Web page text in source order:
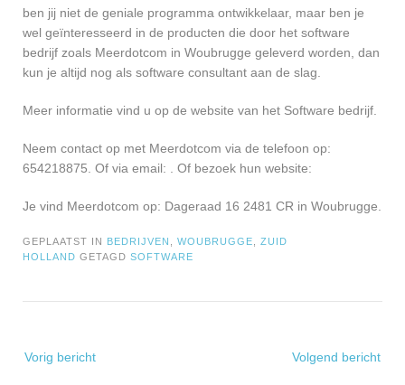
ben jij niet de geniale programma ontwikkelaar, maar ben je
wel geïnteresseerd in de producten die door het software
bedrijf zoals Meerdotcom in Woubrugge geleverd worden, dan
kun je altijd nog als software consultant aan de slag.
Meer informatie vind u op de website van het Software bedrijf.
Neem contact op met Meerdotcom via de telefoon op:
654218875. Of via email:
. Of bezoek hun website:
Je vind Meerdotcom op: Dageraad 16 2481 CR in Woubrugge.
GEPLAATST IN BEDRIJVEN WOUBRUGGE
ZUID
HOLLAND GETAGD SOFTWARE
navigatie
Vorig bericht Volgend bericht